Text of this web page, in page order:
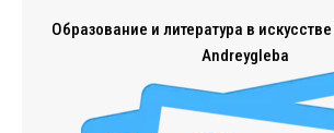
Образование и литература в
Andreygleba